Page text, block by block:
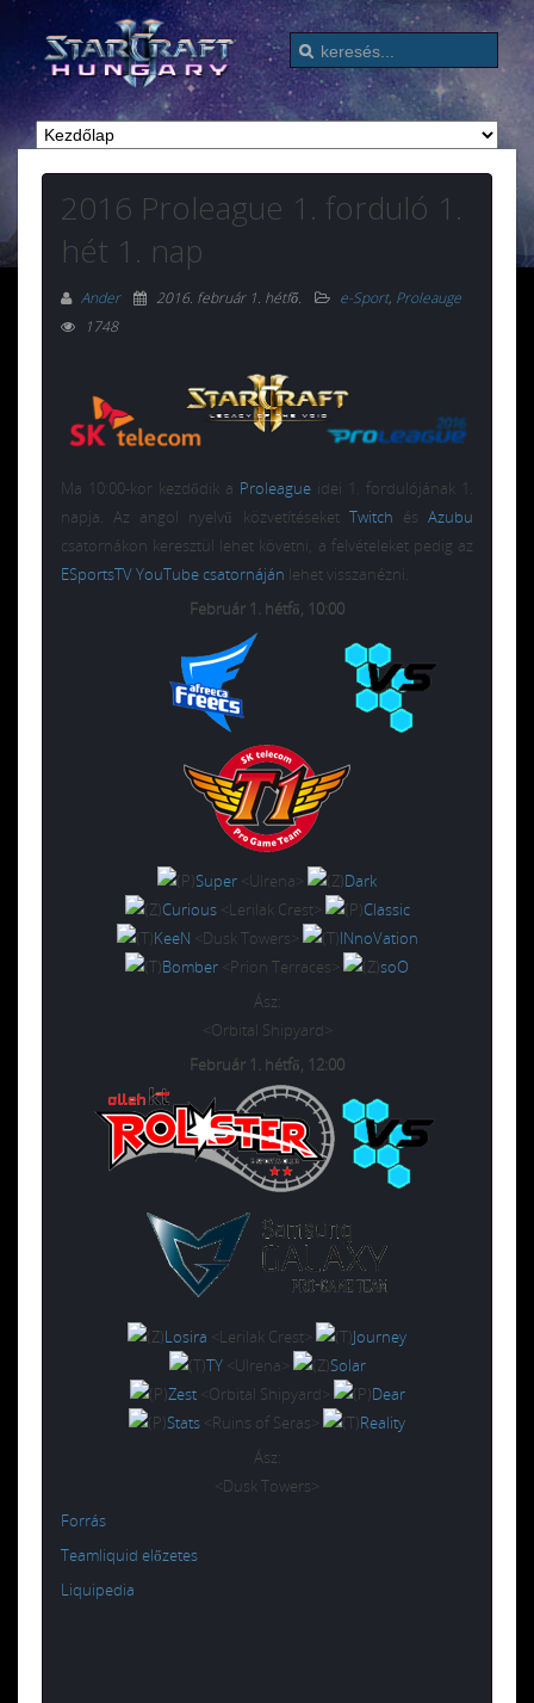
2016 Proleague 1. forduló 1.
hét 1. nap
Ander 2016. február 1. hétfő. e-Sport, Proleauge
1748
Ma 10:00-kor kezdődik a Proleague idei 1. fordulójának 1.
napja. Az angol nyelvű közvetítéseket Twitch ésAzubu
csatornákon keresztül lehet követni, a felvételeket pedig az
ESportsTV YouTube csatornáján lehet visszanézni.
Február 1. hétfő, 10:00
Super <Ulrena>
Dark
Curious<Lerilak Crest>
Classic
KeeN <Dusk Towers>
INnoVation
Bomber <Prion Terraces>
soO
Ász:
<Orbital Shipyard>
Február 1. hétfő, 12:00
Losira <Lerilak Crest>
Journey
TY<Ulrena>
Solar
Zest<Orbital Shipyard>
Dear
Stats <Ruins of Seras>
Reality
Ász:
<Dusk Towers>
Forrás
Teamliquid előzetes
Liquipedia